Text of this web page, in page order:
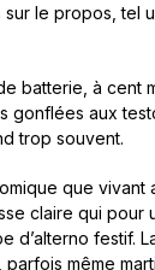
le propos, tel
batterie, à cent
gonflées aux
trop souvent.
que vivant
claire qui pour
d’alterno festif.
parfois même